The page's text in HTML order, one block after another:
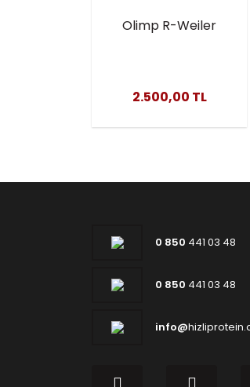
Olimp R-Weiler
2.500,00 TL
0 850 441 03 48
0 850 441 03 48
info@